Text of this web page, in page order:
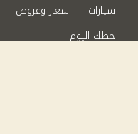
سيارات
اسعار وعروض
حظك اليوم